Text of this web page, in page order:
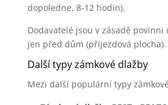
dopoledne, 8-12 hodin).
Dodavatelé jsou v zásadě
jen před dům (příjezdová plocha).
Další typy zámkové dlažby
Mezi další populární typy